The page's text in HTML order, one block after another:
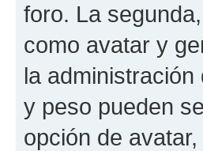
foro. La
como avatar y
la
y peso pueden
opción de